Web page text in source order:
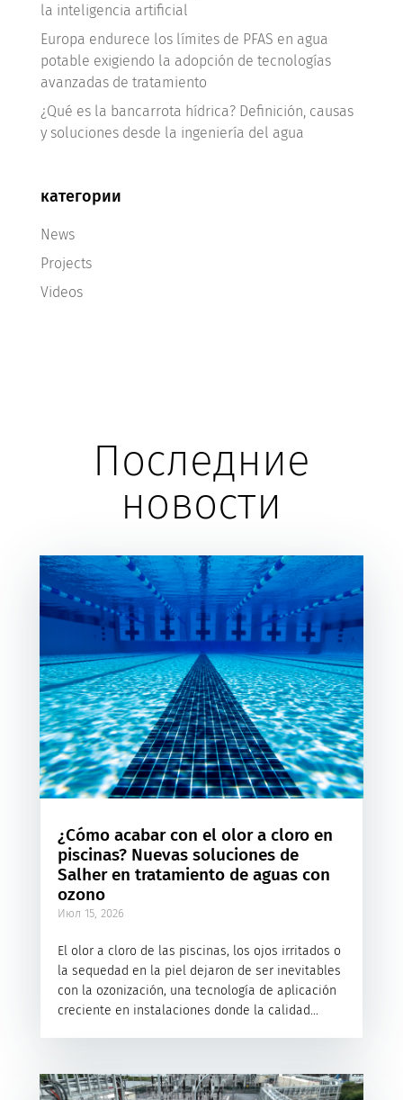
la inteligencia artificial
Europa endurece los límites de PFAS en agua
potable exigiendo la adopción de tecnologías
avanzadas de tratamiento
¿Qué es la bancarrota hídrica? Definición, causas
y soluciones desde la ingeniería del agua
категории
News
Projects
Videos
Последние
новости
¿Cómo acabar con el olor a cloro en
piscinas? Nuevas soluciones de
Salher en tratamiento de aguas con
ozono
Июл 15, 2026
El olor a cloro de las piscinas, los ojos irritados o
la sequedad en la piel dejaron de ser inevitables
con la ozonización, una tecnología de aplicación
creciente en instalaciones donde la calidad...